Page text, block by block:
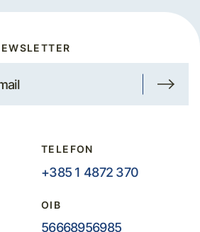
TELEFON
+385 1 4872 370
OIB
56668956985